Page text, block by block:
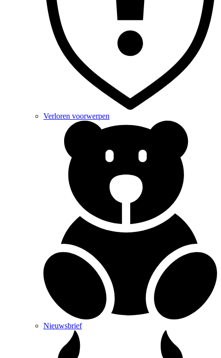
Verloren voorwerpen
Nieuwsbrief